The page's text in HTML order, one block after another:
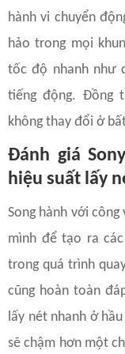
hành vi chuyển
hảo trong mọi
tốc độ nhanh như
tiếng động. Đồng
không thay đổi ở
Đánh giá
hiệu suất lấy
Song hành với
mình để tạo ra
trong quá trình
cũng hoàn toàn
lấy nét nhanh ở
sẽ chậm hơn một